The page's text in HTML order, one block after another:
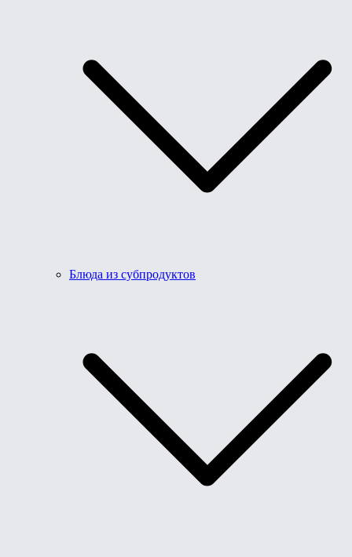
Блюда из субпродуктов